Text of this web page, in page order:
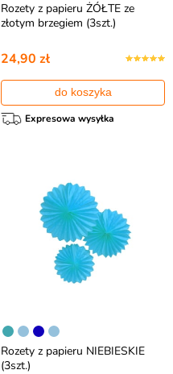
Rozety z papieru ŻÓŁTE ze
złotym brzegiem (3szt.)
24,90 zł
do koszyka
Expresowa wysyłka
Rozety z papieru NIEBIESKIE
(3szt.)